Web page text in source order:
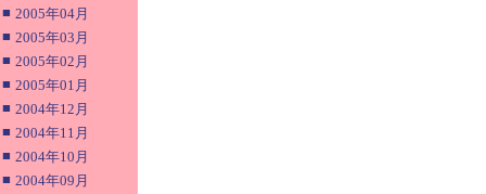
■ 2005年04月
■ 2005年03月
■ 2005年02月
■ 2005年01月
■ 2004年12月
■ 2004年11月
■ 2004年10月
■ 2004年09月